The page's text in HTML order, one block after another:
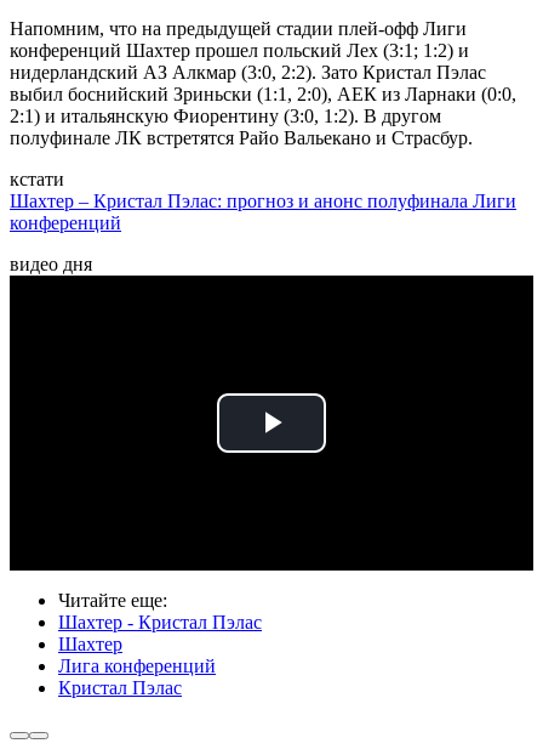
Напомним, что на предыдущей стадии плей-офф Лиги
конференций Шахтер прошел польский Лех (3:1; 1:2) и
нидерландский АЗ Алкмар (3:0, 2:2). Зато Кристал Пэлас
выбил боснийский Зриньски (1:1, 2:0), АЕК из Ларнаки (0:0,
2:1) и итальянскую Фиорентину (3:0, 1:2). В другом
полуфинале ЛК встретятся Райо Вальекано и Страсбур.
кстати
Шахтер – Кристал Пэлас: прогноз и анонс полуфинала Лиги
конференций
видео дня
Play
Читайте еще:
Шахтер - Кристал Пэлас
Шахтер
Лига конференций
Кристал Пэлас